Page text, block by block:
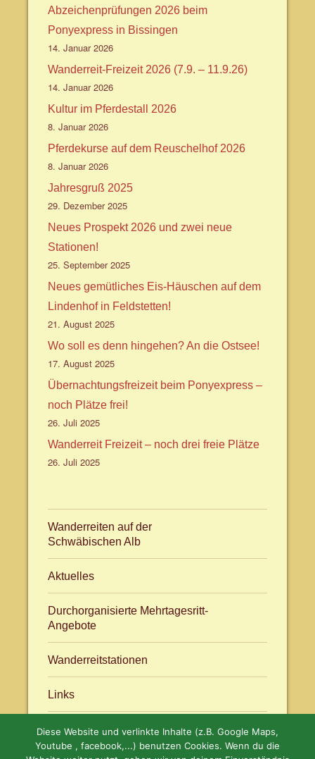
Abzeichenprüfungen 2026 beim
Ponyexpress in Bissingen
14. Januar 2026
Wanderreit-Freizeit 2026 (7.9. – 11.9.26)
14. Januar 2026
Kultur im Pferdestall 2026
8. Januar 2026
Pferdekurse auf dem Reuschelhof 2026
8. Januar 2026
Jahresgruß 2025
29. Dezember 2025
Neues Prospekt 2026 und zwei neue
Stationen!
25. September 2025
Neues gemütliches Eis-Häuschen auf dem
Lindenhof in Feldstetten!
21. August 2025
Wo soll es denn hingehen? An die Ostsee!
17. August 2025
Übernachtungsfreizeit beim Ponyexpress –
noch Plätze frei!
26. Juli 2025
Wanderreit Freizeit – noch drei freie Plätze
26. Juli 2025
Wanderreiten auf der
Schwäbischen Alb
Aktuelles
Durchorganisierte Mehrtagesritt-
Angebote
Wanderreitstationen
Links
Aktuellesfacebook.com/WanderreitenAlb
Diese Website und verlinkte Inhalte (z.B. Google Maps,
Youtube , facebook,...) benutzen Cookies. Wenn du die